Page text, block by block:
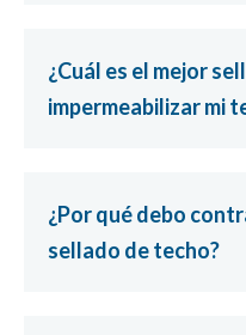
¿Cuál es el mejor
impermeabilizar mi
¿Por qué debo
sellado de techo?